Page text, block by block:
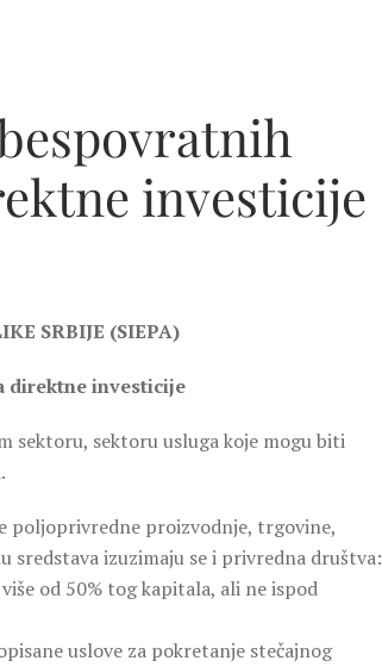
investicije
SRBIJE (SIEPA)
direktne investicije
sektoru, sektoru usluga koje mogu biti
poljoprivredne proizvodnje, trgovine,
sredstava izuzimaju se i privredna društva:
od 50% tog kapitala, ali ne ispod
uslove za pokretanje stečajnog